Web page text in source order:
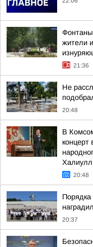
Фонтаны
жители
21:36
Не
20:48
В
концерт
20:48
Порядка
20:37